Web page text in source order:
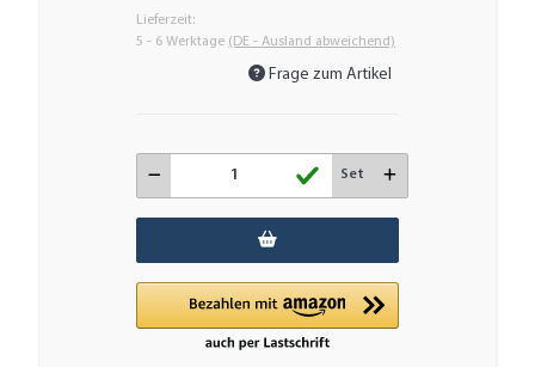
Lieferzeit:
5 - 6 Werktage (DE - Ausland abweichend)
Frage zum Artikel
Set